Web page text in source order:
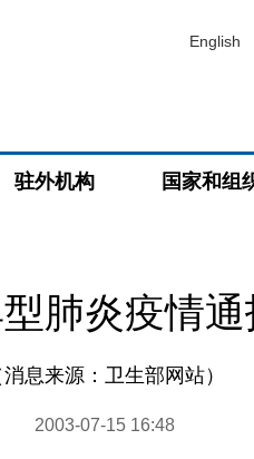
English
驻外机构 国家和组
肺炎疫情通
消息来源：卫生部网站）
2003-07-15 16:48